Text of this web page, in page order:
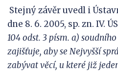
Stejný závěr uvedl i
dne 8. 6. 2005, sp. zn. IV.
104 odst. 3 písm. a)
zajišťuje, aby se Nejvyšší
zabývat věcí, u které již